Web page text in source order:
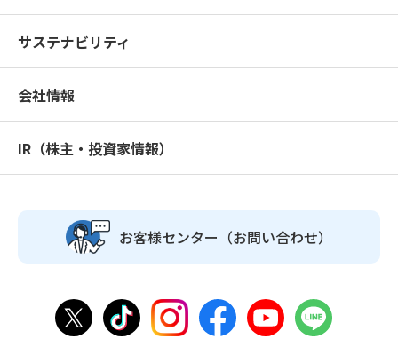
サステナビリティ
会社情報
IR（株主・投資家情報）
お客様センター （お問い合わせ）